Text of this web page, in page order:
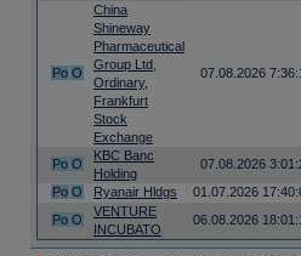
Po O
China
Shineway
Pharmaceutical
Group Ltd,
Ordinary,
Frankfurt
Stock
Exchange
07.08.2026
Po O
KBC Banc
Holding
07.08.2026
Po O Ryanair Hldgs
01.07.2026
Po O
VENTURE
INCUBATO
06.08.2026